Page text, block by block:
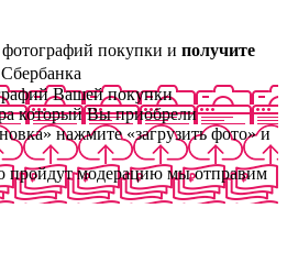
фотографий покупки и получите
Вашей покупки
который Вы приобрели
нажмите «загрузить фото» и
пройдут модерацию мы отправим